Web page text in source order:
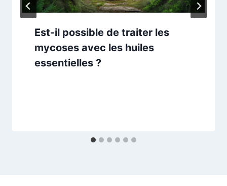
Est-il possible de traiter les
mycoses avec les huiles
essentielles ?